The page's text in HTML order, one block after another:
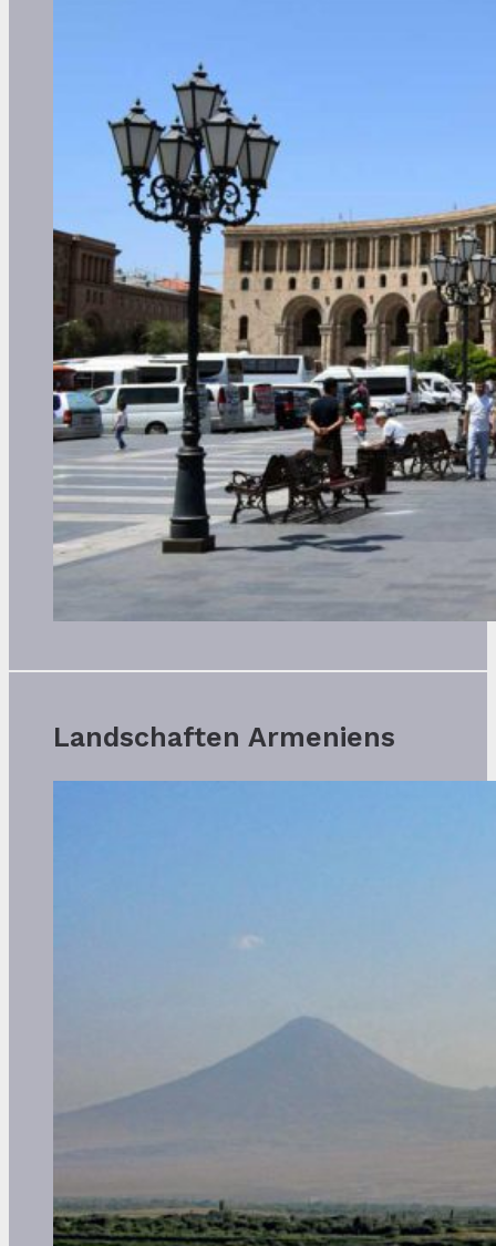
Landschaften Armeniens